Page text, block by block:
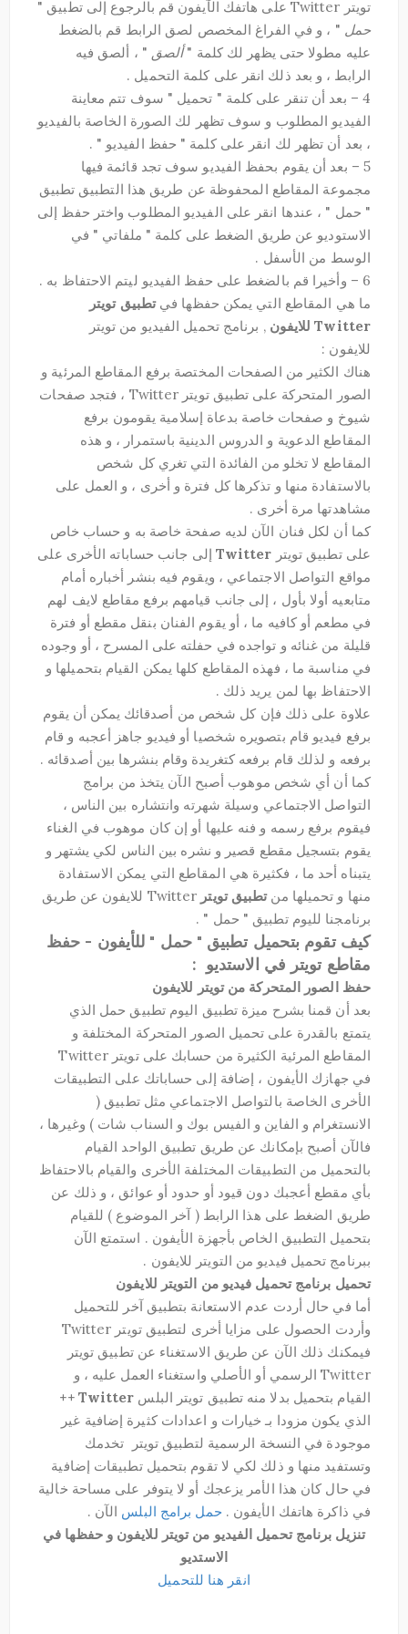
تويتر Twitter على هاتفك الآيفون قم بالرجوع إلى تطبيق "
حمل " ، و في الفراغ المخصص لصق الرابط قم بالضغط
عليه مطولا حتى يظهر لك كلمة "ألصق " ، ألصق فيه
الرابط ، و بعد ذلك انقر على كلمة التحميل .
4 – بعد أن تنقر على كلمة " تحميل " سوف تتم معاينة
الفيديو المطلوب و سوف تظهر لك الصورة الخاصة بالفيديو
، بعد أن تظهر لك انقر على كلمة " حفظ الفيديو " .
5 – بعد أن يقوم بحفظ الفيديو سوف تجد قائمة فيها
مجموعة المقاطع المحفوظة عن طريق هذا التطبيق تطبيق
" حمل " ، عندها انقر على الفيديو المطلوب واختر حفظ إلى
الاستوديو عن طريق الضغط على كلمة " ملفاتي " في
الوسط من الأسفل .
6 – وأخيرا قم بالضغط على حفظ الفيديو ليتم الاحتفاظ به .
ما هي المقاطع التي يمكن حفظها فيتطبيق تويتر
Twitter للايفون
, برنامج تحميل الفيديو من تويتر
للايفون :
هناك الكثير من الصفحات المختصة برفع المقاطع المرئية و
الصور المتحركة على تطبيق تويتر Twitter ، فتجد صفحات
شيوخ و صفحات خاصة بدعاة إسلامية يقومون برفع
المقاطع الدعوية و الدروس الدينية باستمرار ، و هذه
المقاطع لا تخلو من الفائدة التي تغري كل شخص
بالاستفادة منها و تذكرها كل فترة و أخرى ، و العمل على
مشاهدتها مرة أخرى .
كما أن لكل فنان الآن لديه صفحة خاصة به و حساب خاص
على تطبيق تويتر Twitter إلى جانب حساباته الأخرى على
مواقع التواصل الاجتماعي ، ويقوم فيه بنشر أخباره أمام
متابعيه أولا بأول ، إلى جانب قيامهم برفع مقاطع لايف لهم
في مطعم أو كافيه ما ، أو يقوم الفنان بنقل مقطع أو فترة
قليلة من غنائه و تواجده في حفلته على المسرح ، أو وجوده
في مناسبة ما ، فهذه المقاطع كلها يمكن القيام بتحميلها و
الاحتفاظ بها لمن يريد ذلك .
علاوة على ذلك فإن كل شخص من أصدقائك يمكن أن يقوم
برفع فيديو قام بتصويره شخصيا أو فيديو جاهز أعجبه و قام
برفعه و لذلك قام برفعه كتغريدة وقام بنشرها بين أصدقائه .
كما أن أي شخص موهوب أصبح الآن يتخذ من برامج
التواصل الاجتماعي وسيلة شهرته وانتشاره بين الناس ،
فيقوم برفع رسمه و فنه عليها أو إن كان موهوب في الغناء
يقوم بتسجيل مقطع قصير و نشره بين الناس لكي يشتهر و
يتبناه أحد ما ، فكثيرة هي المقاطع التي يمكن الاستفادة
منها و تحميلها منتطبيق تويتر
Twitter للايفون عن طريق
برنامجنا لليوم تطبيق " حمل " .
كيف تقوم بتحميل تطبيق " حمل " للأيفون - حفظ
مقاطع تويتر في الاستديو :
حفظ الصور المتحركة من تويتر للايفون
بعد أن قمنا بشرح ميزة تطبيق اليوم تطبيق حمل الذي
يتمتع بالقدرة على تحميل الصور المتحركة المختلفة و
المقاطع المرئية الكثيرة من حسابك على تويتر Twitter
في جهازك الأيفون ، إضافة إلى حساباتك على التطبيقات
الأخرى الخاصة بالتواصل الاجتماعي مثل تطبيق (
الانستغرام و الفاين و الفيس بوك و السناب شات ) وغيرها ،
فالآن أصبح بإمكانك عن طريق تطبيق الواحد القيام
بالتحميل من التطبيقات المختلفة الأخرى والقيام بالاحتفاظ
بأي مقطع أعجبك دون قيود أو حدود أو عوائق ، و ذلك عن
طريق الضغط على هذا الرابط ( آخر الموضوع ) للقيام
بتحميل التطبيق الخاص بأجهزة الأيفون . استمتع الآن
ببرنامج تحميل فيديو من التويتر للايفون .
تحميل برنامج تحميل فيديو من التويتر للايفون
أما في حال أردت عدم الاستعانة بتطبيق آخر للتحميل
وأردت الحصول على مزايا أخرى لتطبيق تويتر Twitter
فيمكنك ذلك الآن عن طريق الاستغناء عن تطبيق تويتر
Twitter الرسمي أو الأصلي واستغناء العمل عليه ، و
القيام بتحميل بدلا منه تطبيق تويتر البلس Twitter ++
الذي يكون مزودا بـ خيارات و اعدادات كثيرة إضافية غير
موجودة في النسخة الرسمية لتطبيق تويتر تخدمك
وتستفيد منها و ذلك لكي لا تقوم بتحميل تطبيقات إضافية
في حال كان هذا الأمر يزعجك أو لا يتوفر على مساحة خالية
في ذاكرة هاتفك الأيفون . حمل برامج البلس الآن .
تنزيل برنامج تحميل الفيديو من تويتر للايفون و حفظها في
الاستديو
انقر هنا للتحميل